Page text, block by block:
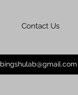
Contact Us
bingshulab@gmail.com